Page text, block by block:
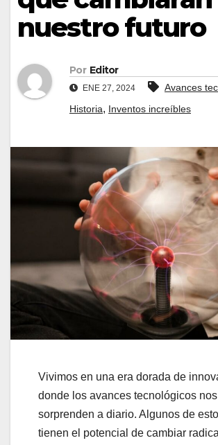
nuestro futuro
Por Editor
ENE 27, 2024 Avances
Historia, Inventos increíbles
Vivimos en una era dorada de
donde los avances tecnológicos nos
sorprenden a diario. Algunos de
tienen el potencial de cambiar